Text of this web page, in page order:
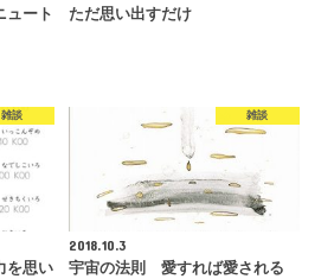
ュート
ただ思い出すだけ
雑談
を思い
雑談
2018.10.3
宇宙の法則 愛すれば愛される